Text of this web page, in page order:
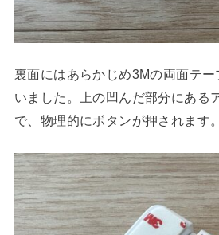
裏面にはあらかじめ3Mの両面テ
いました。上の凹んだ部分にある
で、物理的にボタンが押されます。